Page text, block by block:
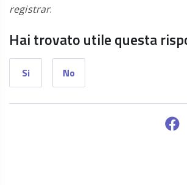
registrar.
Hai trovato utile questa
Si No